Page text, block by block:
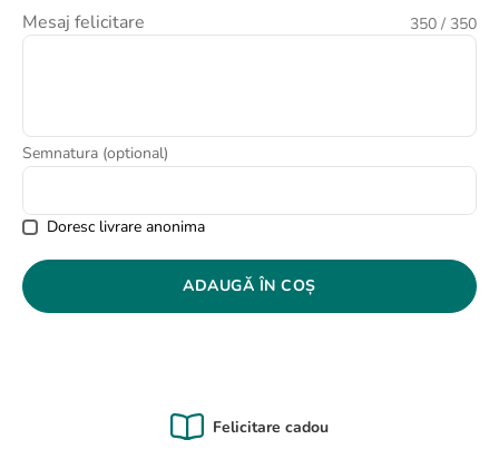
Mesaj felicitare 350 / 350
Semnatura (optional)
Doresc livrare anonima
ADAUGĂ ÎN COȘ
Calitate Garantată
5.
buchet lalele
8.
buchet crini
9
10. crin